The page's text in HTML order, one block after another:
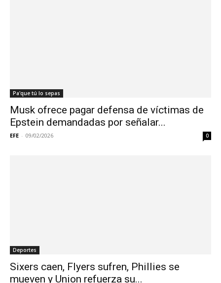
Pa'que tú lo sepas
Musk ofrece pagar defensa de víctimas de
Epstein demandadas por señalar...
EFE - 09/02/2026 0
Deportes
Sixers caen, Flyers sufren, Phillies se
mueven y Union refuerza su...